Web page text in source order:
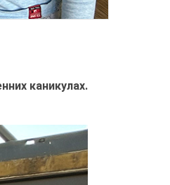
каникулах.